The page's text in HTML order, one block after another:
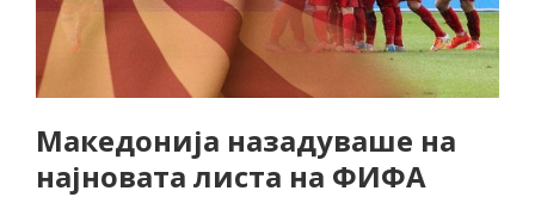
Македонија назадуваше на
најновата листа на ФИФА